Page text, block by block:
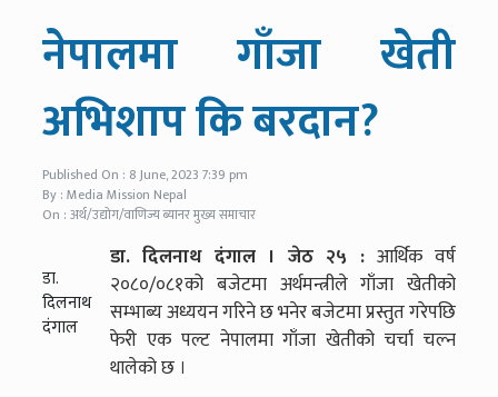
नेपालमा गाँजा खेती
अभिशाप कि बरदान?
Published On : 8 June, 2023 7:39 pm
By : Media Mission Nepal
On : अर्थ/उद्योग/वाणिज्य ब्यानर मुख्य समाचार
डा.
दिलनाथ
दंगाल
डा. दिलनाथ दंगाल । जेठ २५ : आर्थिक वर्ष
२०८०/०८१को बजेटमा अर्थमन्त्रीले गाँजा खेतीको
सम्भाब्य अध्ययन गरिने छ भनेर बजेटमा प्रस्तुत गरेपछि
फेरी एक पल्ट नेपालमा गाँजा खेतीको चर्चा चल्न
थालेको छ ।